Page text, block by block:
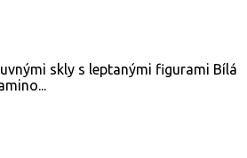
skly s leptanými figurami Bílá